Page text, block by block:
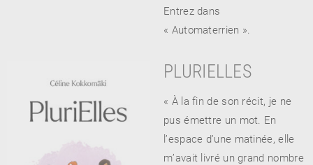
Entrez dans
« Automaterrien ».
PLURIELLES
« À la fin de son récit, je ne
pus émettre un mot. En
l’espace d’une matinée, elle
m’avait livré un grand nombre